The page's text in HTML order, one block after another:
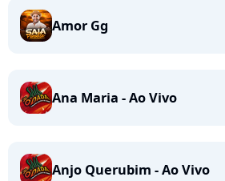
Amor Gg
Ana Maria - Ao Vivo
Anjo Querubim - Ao Vivo